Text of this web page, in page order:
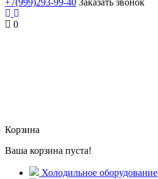
+7(999)293-99-40 Заказать звонок
0
Корзина
Ваша корзина пуста!
Холодильное оборудование